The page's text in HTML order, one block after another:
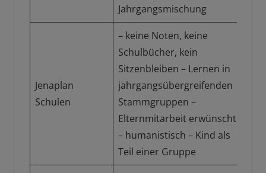
Jahrgangsmischung
Jenaplan
Schulen
– keine Noten, keine
Schulbücher, kein
Sitzenbleiben – Lernen in
jahrgangsübergreifenden
Stammgruppen –
Elternmitarbeit erwünscht
– humanistisch – Kind als
Teil einer Gruppe